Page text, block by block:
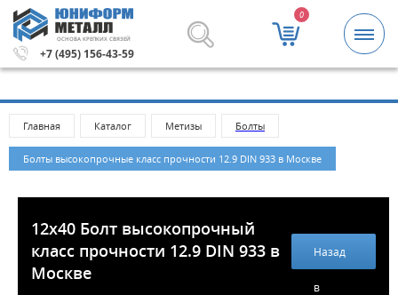
ОСНОВА КРЕПКИХ СВЯЗЕЙ
+7 (495) 156-43-59
0
и крепежные изделия оптом. Минимальная
Главная Каталог Метизы Болты
Болты высокопрочные класс прочности 12.9 DIN 933 в Москве
12x40 Болт высокопрочный
класс прочности 12.9 DIN 933 в
Москве
Назад
в